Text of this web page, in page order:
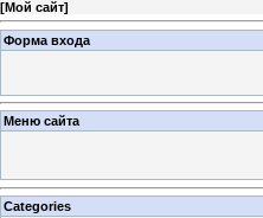
[Мой сайт]
Форма входа
Меню сайта
Categories